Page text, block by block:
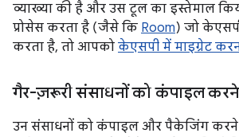
व्याख्या की है और उस टूल का इस्तेमाल
प्रोसेस करता है (जैसे कि Room) जो
करता है, तो आपको केएसपी में माइग्रेट
गैर-ज़रूरी संसाधनों को कंपाइल
उन संसाधनों को कंपाइल और पैकेजिंग